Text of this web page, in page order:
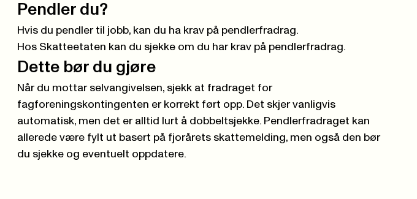
Pendler du?
Hvis du pendler til jobb, kan du ha krav på pendlerfradrag.
Hos Skatteetaten kan du sjekke om du har krav på pendlerfradrag.
Dette bør du gjøre
Når du mottar selvangivelsen, sjekk at fradraget for
fagforeningskontingenten er korrekt ført opp. Det skjer vanligvis
automatisk, men det er alltid lurt å dobbeltsjekke. Pendlerfradraget kan
allerede være fylt ut basert på fjorårets skattemelding, men også den bør
du sjekke og eventuelt oppdatere.